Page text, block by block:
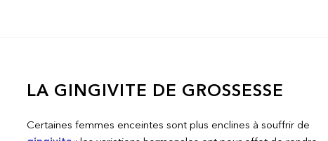
LA GINGIVITE DE GROSSESSE
Certaines femmes enceintes sont plus enclines à souffrir de